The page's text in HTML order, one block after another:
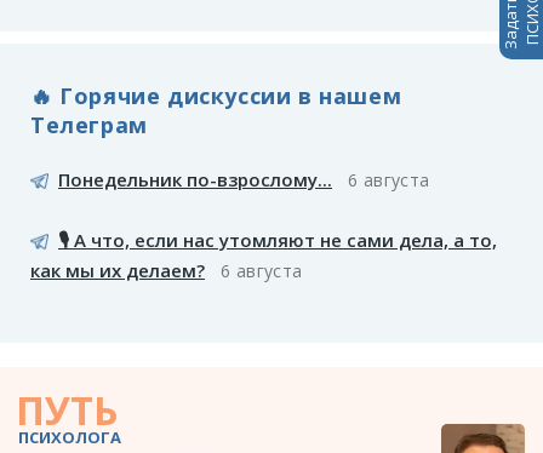
🔥 Горячие дискуссии в нашем
Телеграм
Понедельник по-взрослому... 6 августа
🎙️ А что, если нас утомляют не сами дела, а то,
как мы их делаем?
6 августа
ПУТЬ
ПСИХОЛОГА